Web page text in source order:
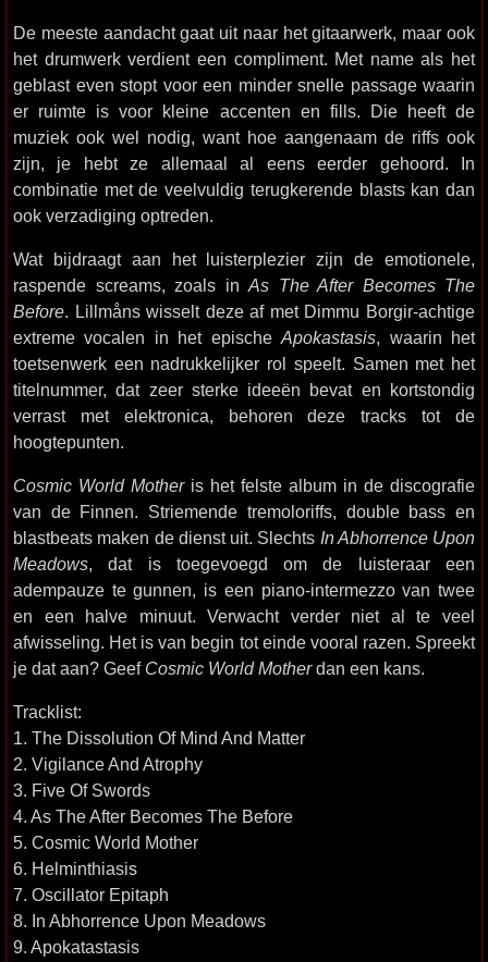
De meeste aandacht gaat uit naar het gitaarwerk, maar ook
het drumwerk verdient een compliment. Met name als het
geblast even stopt voor een minder snelle passage waarin
er ruimte is voor kleine accenten en fills. Die heeft de
muziek ook wel nodig, want hoe aangenaam de riffs ook
zijn, je hebt ze allemaal al eens eerder gehoord. In
combinatie met de veelvuldig terugkerende blasts kan dan
ook verzadiging optreden.
Wat bijdraagt aan het luisterplezier zijn de emotionele,
raspende screams, zoals in As The After Becomes The
Before. Lillmåns wisselt deze af met Dimmu Borgir-achtige
extreme vocalen in het epischeApokastasis, waarin het
toetsenwerk een nadrukkelijker rol speelt. Samen met het
titelnummer, dat zeer sterke ideeën bevat en kortstondig
verrast met elektronica, behoren deze tracks tot de
hoogtepunten.
Cosmic World Motheris het felste album in de discografie
van de Finnen. Striemende tremoloriffs, double bass en
blastbeats maken de dienst uit. Slechts In Abhorrence Upon
Meadows, dat is toegevoegd om de luisteraar een
adempauze te gunnen, is een piano-intermezzo van twee
en een halve minuut. Verwacht verder niet al te veel
afwisseling. Het is van begin tot einde vooral razen. Spreekt
je dat aan? Geef Cosmic World Motherdan een kans.
Tracklist:
1. The Dissolution Of Mind And Matter
2. Vigilance And Atrophy
3. Five Of Swords
4. As The After Becomes The Before
5. Cosmic World Mother
6. Helminthiasis
7. Oscillator Epitaph
8. In Abhorrence Upon Meadows
9. Apokatastasis